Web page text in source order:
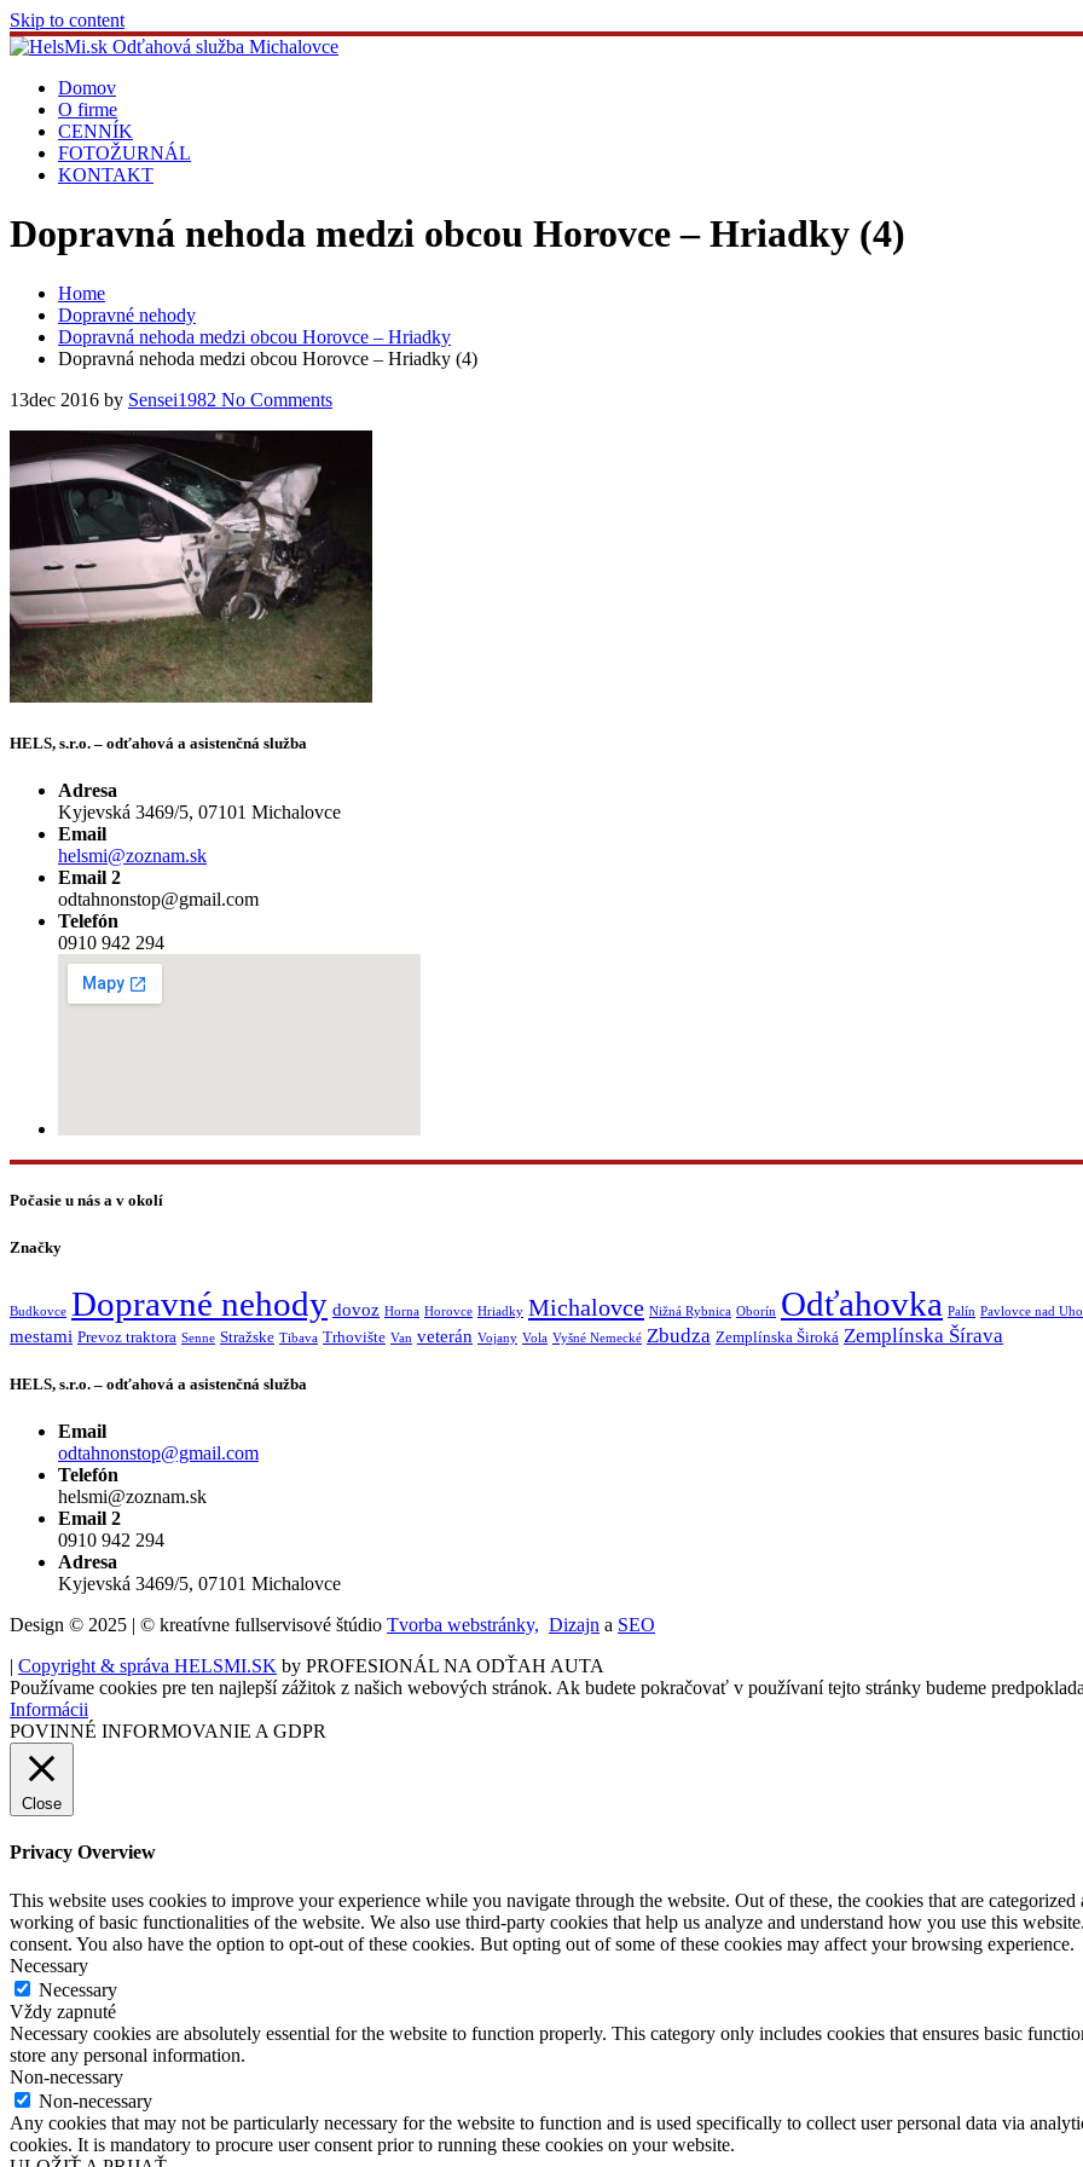
Skip to content
Domov
O firme
CENNÍK
FOTOŽURNÁL
KONTAKT
Dopravná nehoda medzi obcou Horovce – Hriadky (4)
Home
Dopravné nehody
Dopravná nehoda medzi obcou Horovce – Hriadky
Dopravná nehoda medzi obcou Horovce – Hriadky (4)
13dec 2016 by Sensei1982 No Comments
HELS, s.r.o. – odťahová a asistenčná služba
Adresa
Kyjevská 3469/5, 07101 Michalovce
Email
helsmi@zoznam.sk
Email 2
odtahnonstop@gmail.com
Telefón
0910 942 294
Počasie u nás a v okolí
Značky
Budkovce Dopravné nehody dovoz Horna Horovce Hriadky Michalovce Nižná Rybnica Oborín Odťahovka Palín Pavlovce nad
mestami Prevoz traktora Senne Stražske Tibava Trhovište Van veterán Vojany Vola Vyšné Nemecké Zbudza Zemplínska Široká Zemplínska Šírava
HELS, s.r.o. – odťahová a asistenčná služba
Email
odtahnonstop@gmail.com
Telefón
helsmi@zoznam.sk
Email 2
0910 942 294
Adresa
Kyjevská 3469/5, 07101 Michalovce
Design © 2025 | © kreatívne fullservisové štúdio Tvorba webstránky, Dizajn a SEO
| Copyright & správa HELSMI.SK by PROFESIONÁL NA ODŤAH AUTA
Používame cookies pre ten najlepší zážitok z našich webových stránok. Ak budete pokračovať v používaní tejto stránky budeme
Informácii
POVINNÉ INFORMOVANIE A GDPR
Close
Privacy Overview
This website uses cookies to improve your experience while you navigate through the website. Out of these, the cookies that are categorized
working of basic functionalities of the website. We also use third-party cookies that help us analyze and understand how you use this
consent. You also have the option to opt-out of these cookies. But opting out of some of these cookies may affect your browsing experience.
Necessary
Necessary
Vždy zapnuté
Necessary cookies are absolutely essential for the website to function properly. This category only includes cookies that ensures basic
store any personal information.
Non-necessary
Non-necessary
Any cookies that may not be particularly necessary for the website to function and is used specifically to collect user personal data via
cookies. It is mandatory to procure user consent prior to running these cookies on your website.